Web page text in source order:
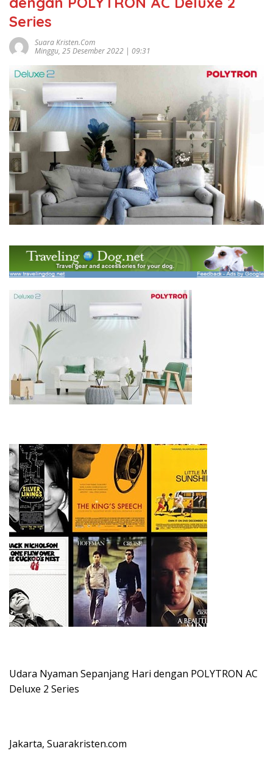
Series
Suara Kristen.com
Minggu, 25 Desember 2022 | 09:31
Udara Nyaman Sepanjang Hari dengan POLYTRON AC
Deluxe 2 Series
Jakarta, Suarakristen.com